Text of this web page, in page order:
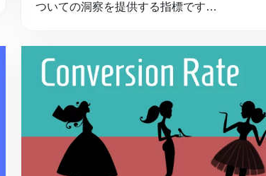
ついての洞察を提供する指標です…